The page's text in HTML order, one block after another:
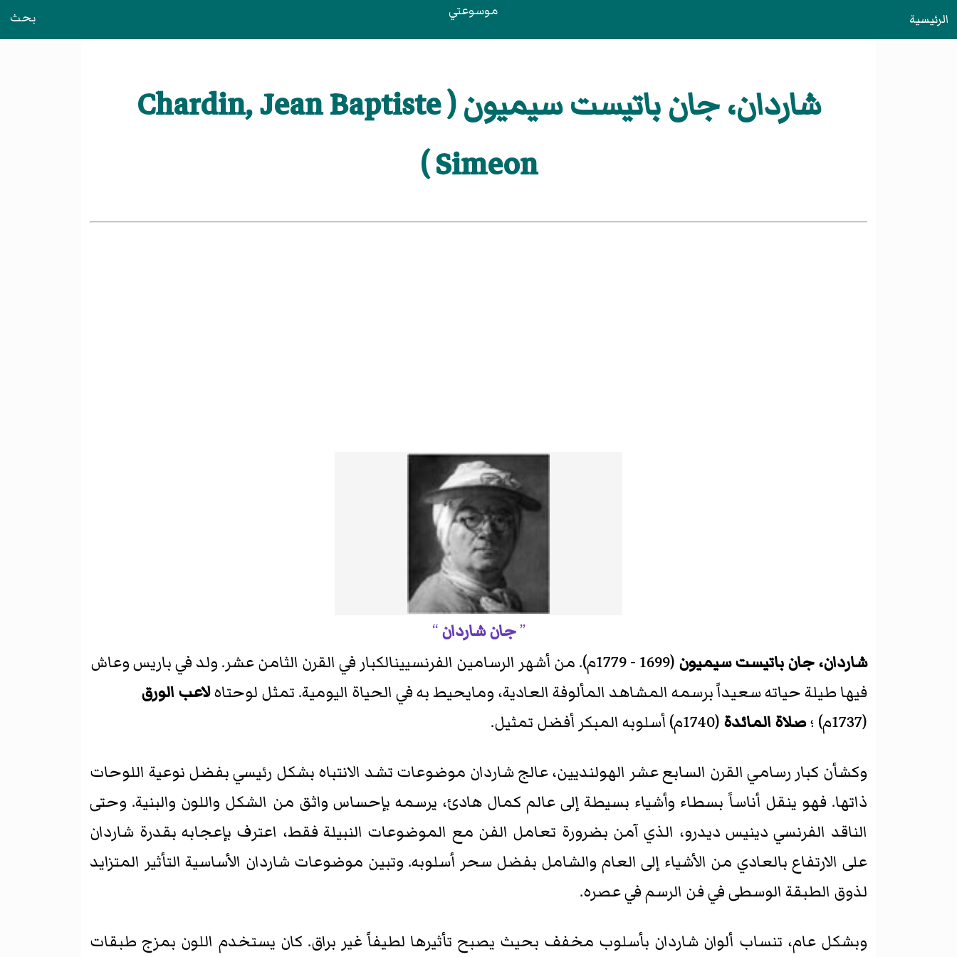
الرئيسية موسوعتي بحث
شاردان، جان باتيست سيميون ( Chardin, Jean Baptiste
Simeon )
جان شاردان
شاردان، جان باتيست سيميون
(1699 - 1779م). من أشهر الرسامين الفرنسيينالكبار في القرن الثامن عشر. ولد في باريس وعاش
فيها طيلة حياته سعيداً برسمه المشاهد المألوفة العادية، ومايحيط به في الحياة اليومية. تمثل لوحتاهلاعب الورق
(1737م) ؛
صلاة المائدة (1740م) أسلوبه المبكر أفضل تمثيل.
وكشأن كبار رسامي القرن السابع عشر الهولنديين، عالج شاردان موضوعات تشد الانتباه بشكل رئيسي بفضل نوعية اللوحات
ذاتها. فهو ينقل أناساً بسطاء وأشياء بسيطة إلى عالم كمال هادئ، يرسمه بإحساس واثق من الشكل واللون والبنية. وحتى
الناقد الفرنسي دينيس ديدرو، الذي آمن بضرورة تعامل الفن مع الموضوعات النبيلة فقط، اعترف بإعجابه بقدرة شاردان
على الارتفاع بالعادي من الأشياء إلى العام والشامل بفضل سحر أسلوبه. وتبين موضوعات شاردان الأساسية التأثير المتزايد
لذوق الطبقة الوسطى في فن الرسم في عصره.
وبشكل عام، تنساب ألوان شاردان بأسلوب مخفف بحيث يصبح تأثيرها لطيفاً غير براق. كان يستخدم اللون بمزج طبقات